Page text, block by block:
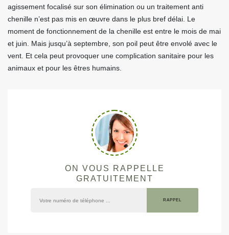
agissement focalisé sur son élimination ou un traitement anti
chenille n’est pas mis en œuvre dans le plus bref délai. Le
moment de fonctionnement de la chenille est entre le mois de mai
et juin. Mais jusqu’à septembre, son poil peut être envolé avec le
vent. Et cela peut provoquer une complication sanitaire pour les
animaux et pour les êtres humains.
ON VOUS RAPPELLE
GRATUITEMENT